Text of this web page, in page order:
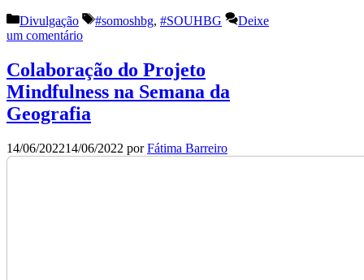
Categorias
Divulgação Etiquetas
#somoshbg, #SOUHBG
Deixe
um comentário
Colaboração do Projeto
Mindfulness na Semana da
Geografia
14/06/202214/06/2022 porFátima Barreiro